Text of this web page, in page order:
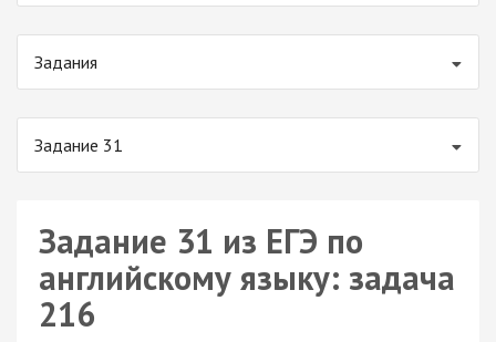
Задания
Задание 31
Задание 31 из ЕГЭ по
английскому языку: задача
216